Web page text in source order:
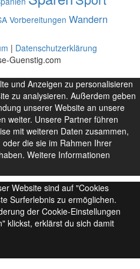
Vorbereitungen Wandern
| Datenschutzerklärung
Guenstig.com
und Anzeigen zu personalisieren
zu analysieren. Außerdem geben
unserer Website an unsere
weiter. Unsere Partner führen
mit weiteren Daten zusammen,
die sie im Rahmen Ihrer
Weitere Informationen
Website sind auf "Cookies
Surferlebnis zu ermöglichen.
der Cookie-Einstellungen
klickst, erklärst du sich damit